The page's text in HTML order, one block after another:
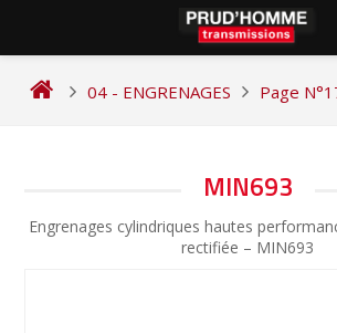
04 - ENGRENAGES Page
MIN693
Engrenages cylindriques hautes
rectifiée – MIN693
DE